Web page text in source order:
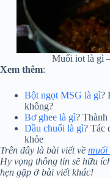
Muối iot là gì
Xem thêm:
Bột ngọt MSG là gì?
không?
Bơ ghee là gì?
Dầu chuối là gì? Tác
khỏe
Trên đây là bài viết về muối
Hy vọng thông tin sẽ hữu
hẹn gặp ở bài viết khác!